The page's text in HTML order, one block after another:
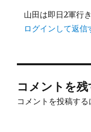
山田は即日2軍行
ログインして返信
コメントを残
コメントを投稿する